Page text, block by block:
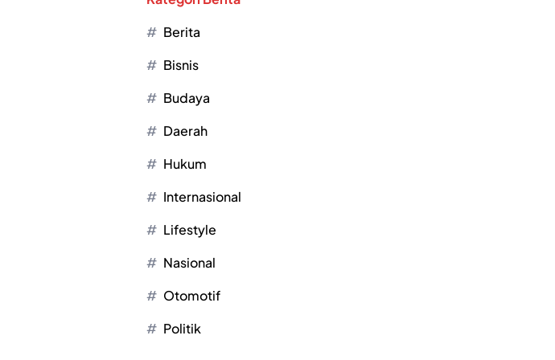
Berita
Bisnis
Budaya
Daerah
Hukum
Internasional
Lifestyle
Nasional
Otomotif
Politik